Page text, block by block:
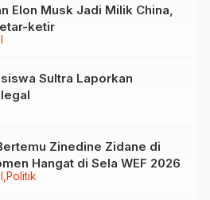
Elon Musk Jadi Milik China,
ketir
Sultra Laporkan
Politik
Zinedine Zidane di
Hangat di Sela WEF 2026